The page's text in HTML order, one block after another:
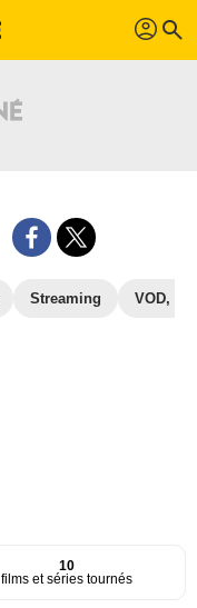
profil search
Streaming VOD,
10
films et séries tournés